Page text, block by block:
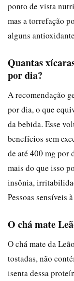
ponto de vista
mas a torrefação
alguns
Quantas
por dia?
A recomendação
por dia, o que
da bebida. Esse
benefícios sem
de até 400 mg por
mais do que isso
insônia,
Pessoas sensíveis
O chá mate
O chá mate da
tostadas, não
isenta dessa